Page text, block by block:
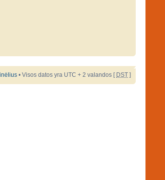
• Visos datos yra UTC + 2 valandos [ DST ]